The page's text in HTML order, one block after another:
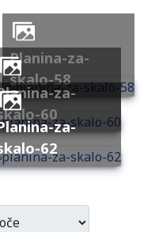
planina-za-
skalo-58
za-
60
za-
62